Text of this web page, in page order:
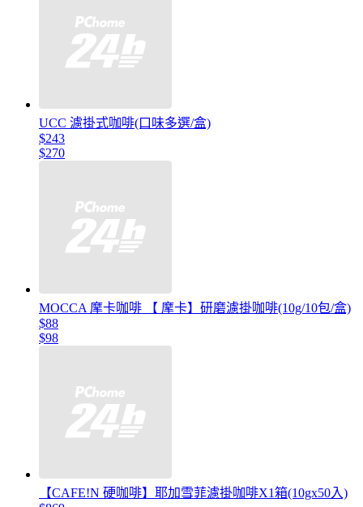
UCC 濾掛式咖啡(口味多選/盒)
$243
$270
MOCCA 摩卡咖啡 【 摩卡】研磨濾掛咖啡(10g/10包/盒)
$88
$98
【CAFE!N 硬咖啡】耶加雪菲濾掛咖啡X1箱(10gx50入)